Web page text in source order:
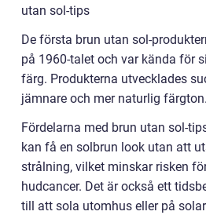
utan sol-tips
De första brun utan sol-
på 1960-talet och var kända för
färg. Produkterna utvecklades
jämnare och mer naturlig färgton.
Fördelarna med brun utan sol-
kan få en solbrun look utan att
strålning, vilket minskar risken
hudcancer. Det är också ett
till att sola utomhus eller på